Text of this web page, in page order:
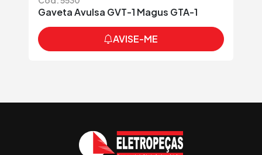
Gaveta Avulsa GVT-1 Magus GTA-1
AVISE-ME